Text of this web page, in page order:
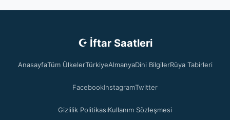
☪ İftar Saatleri
AnasayfaTüm ÜlkelerTürkiyeAlmanyaDini BilgilerRüya Tabirleri
FacebookInstagramTwitter
Gizlilik PolitikasıKullanım Sözleşmesi